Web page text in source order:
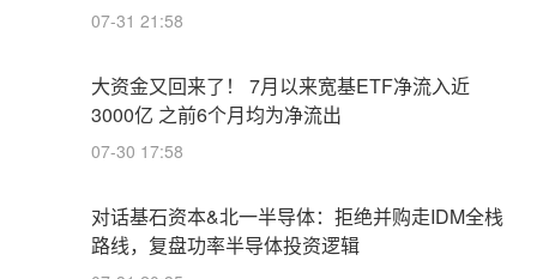
07-31 21:58
大资金又回来了！ 7月以来宽基ETF净流入近
3000亿 之前6个月均为净流出
07-30 17:58
对话基石资本&北一半导体：拒绝并购走IDM全栈
路线，复盘功率半导体投资逻辑